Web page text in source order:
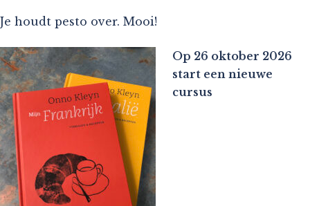
Je houdt pesto over. Mooi!
Op 26 oktober 2026
start een nieuwe
cursus